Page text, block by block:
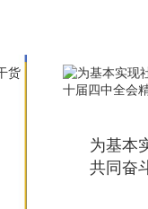
为基本
共同奋